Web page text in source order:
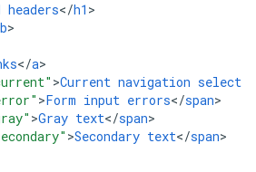
headers</h1 >
b
</a>
>Current navigation
>Form input errors</span>
>Gray text</span>
>Secondary text</span>